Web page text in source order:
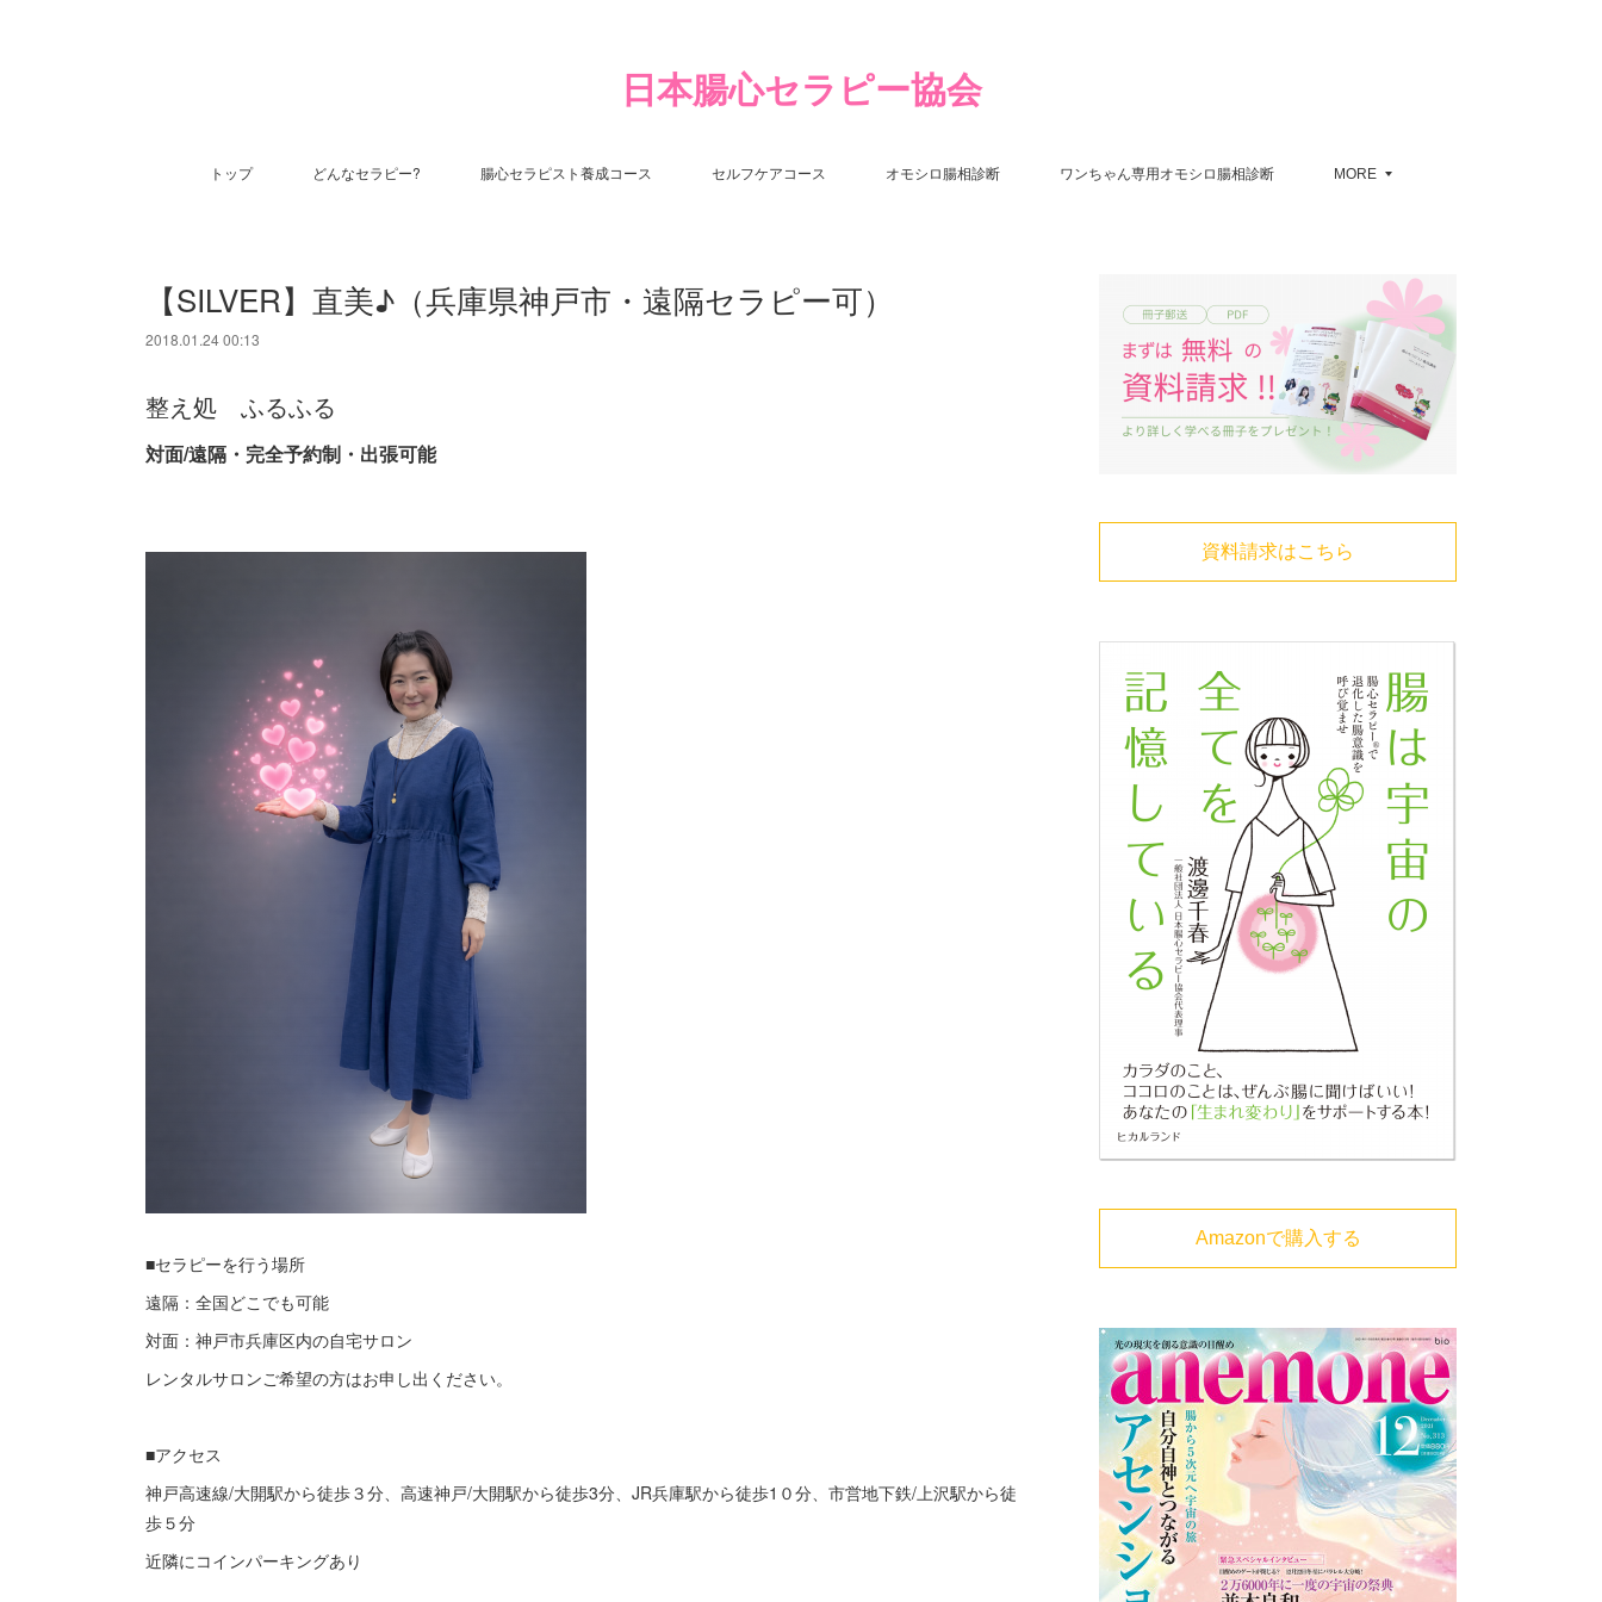
日本腸心セラピー協会
トップ どんなセラピー? 腸心セラピスト養成コース セルフケアコース オモシロ腸相診断 ワンちゃん専用オモシロ腸相診断 MORE
【SILVER】直美♪（兵庫県神戸市・遠隔セラピー可）
2018.01.24 00:13
整え処 ふるふる
対面/遠隔・完全予約制・出張可能
■セラピーを行う場所
遠隔：全国どこでも可能
対面：神戸市兵庫区内の自宅サロン
レンタルサロンご希望の方はお申し出ください。
■アクセス
神戸高速線/大開駅から徒歩３分、高速神戸/大開駅から徒歩3分、JR兵庫駅から徒歩1０分、市営地下鉄/上沢駅から徒
歩５分
近隣にコインパーキングあり
資料請求はこちら
Amazonで購入する